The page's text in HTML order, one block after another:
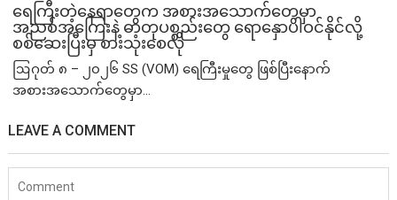
ရေကြီးတဲ့​နေရာ​တွေက အစားအသောက်တွေမှာ
အညစ်အကြေးနဲ့ ဓာတုပစ္စည်းတွေ ရောနှောပါဝင်နိုင်လို့
စစ်ဆေးပြီးမှ စားသုံးစေလို
ဩဂုတ် ၈ – ၂၀၂၆ SS (VOM) ရေကြီးမှုတွေ ဖြစ်ပြီးနောက်
အစားအသောက်တွေမှာ...
LEAVE A COMMENT